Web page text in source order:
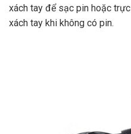
xách tay để sạc pin hoặc
xách tay khi không có pin.